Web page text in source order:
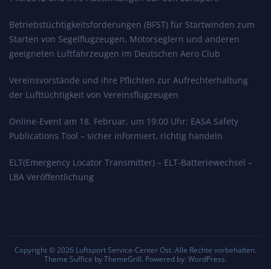
Betriebstüchtigkeitsforderungen (BFST) für Startwinden zum
Starten von Segelflugzeugen, Motorseglern und anderen
geeigneten Luftfahrzeugen im Deutschen Aero Club
Vereinsvorstände und ihre Pflichten zur Aufrechterhaltung
der Lufttüchtigkeit von Vereinsflugzeugen
Online-Event am 18. Februar, um 19:00 Uhr: EASA Safety
Publications Tool – sicher informiert, richtig handeln
ELT(Emergency Locator Transmitter) – ELT-Batteriewechsel –
LBA Veröffentlichung
Copyright © 2026 Luftsport Service-Center Ost. Alle Rechte vorbehalten.
Theme Suffice by ThemeGrill. Powered by: WordPress.